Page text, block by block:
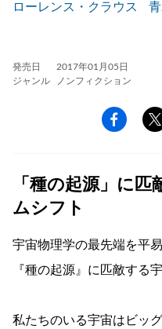
ローレンス・クラウス
発売日
2017年01月05日
ジャンル
ノンフィクション
「種の起源」に
ムシフト
宇宙物理学の最先端を平
『種の起源』に匹敵する
私たちのいる宇宙はビッ